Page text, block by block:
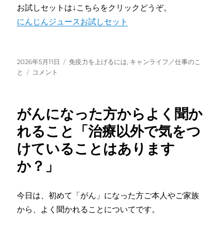
お試しセットは↓こちらをクリックどうぞ。
にんじんジュースお試しセット
投
稿
2026年5月11日
カ
免疫力を上げるには, キャンライフ／仕事のこ
と
に
ジ
ー
ス
定
期
仕
コメント
がんになった方からよく聞か
れること「治療以外で気をつ
けていることはあります
か？」
今日は、初めて「がん」になった方ご本人やご家族
から、よく聞かれることについてです。